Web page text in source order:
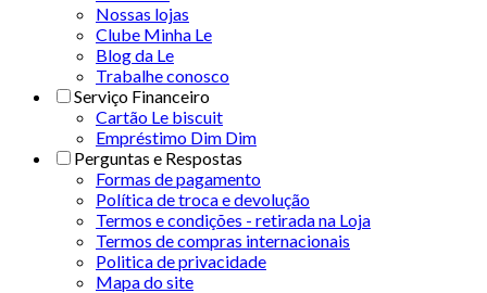
Nossas lojas
Clube Minha Le
Blog da Le
Trabalhe conosco
Serviço Financeiro
Cartão Le biscuit
Empréstimo Dim Dim
Perguntas e Respostas
Formas de pagamento
Política de troca e devolução
Termos e condições - retirada na Loja
Termos de compras internacionais
Politica de privacidade
Mapa do site